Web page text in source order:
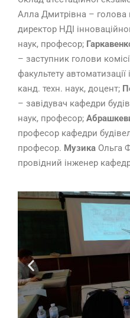
Алла Дмитрівна – голова
директор НДІ
наук, професор;
– заступник голови
факультету автоматизації
канд. техн. наук, доцент;
– завідувач кафедри
наук, професор;
професор кафедри
професор. Музика Ольга
провідний інженер